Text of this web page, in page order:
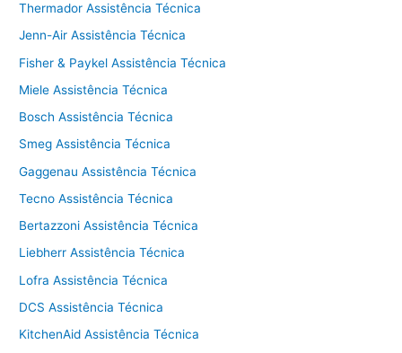
Thermador Assistência Técnica
Jenn-Air Assistência Técnica
Fisher & Paykel Assistência Técnica
Miele Assistência Técnica
Bosch Assistência Técnica
Smeg Assistência Técnica
Gaggenau Assistência Técnica
Tecno Assistência Técnica
Bertazzoni Assistência Técnica
Liebherr Assistência Técnica
Lofra Assistência Técnica
DCS Assistência Técnica
KitchenAid Assistência Técnica